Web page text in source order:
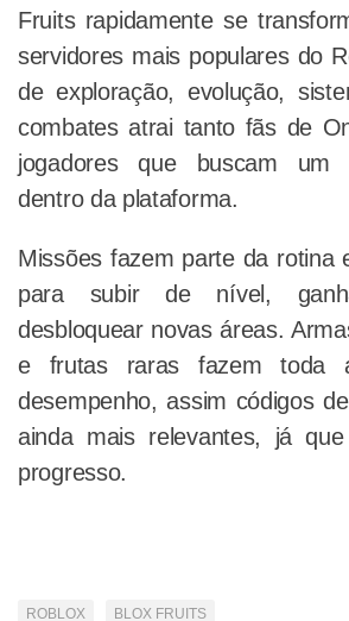
Fruits rapidamente se
servidores mais populares do
de exploração, evolução,
combates atrai tanto fãs de
jogadores que buscam um
dentro da plataforma.
Missões fazem parte da rotina
para subir de nível,
desbloquear novas áreas.
e frutas raras fazem toda
desempenho, assim códigos
ainda mais relevantes, já
progresso.
ROBLOX BLOX FRUITS